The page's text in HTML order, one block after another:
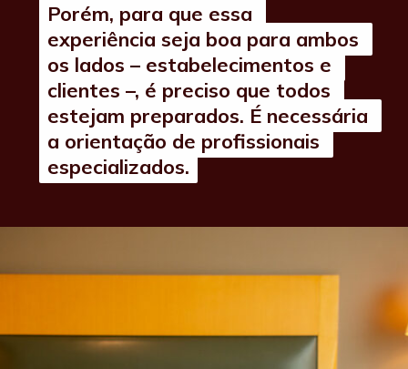
Porém, para que essa
experiência seja boa para ambos
os lados – estabelecimentos e
clientes –, é preciso que todos
estejam preparados. É necessária
a orientação de profissionais
especializados.
Porém, para que essa
experiência seja boa para ambos
os lados – estabelecimentos e
clientes –, é preciso que todos
estejam preparados. É necessária
a orientação de profissionais
especializados.